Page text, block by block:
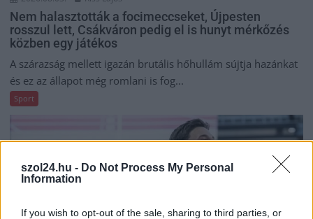
szol24.hu - Do Not Process My Personal
Information
If you wish to opt-out of the sale, sharing to third parties, or
Nem halasztották a focimeccseket, Újpesten
rosszul lett, Csákváron pedig el is hunyt mérkőzés
közben egy játékos
A szárazság mellett igazán brutális hőhullám sújtja hazánkat
és ez az állapot még romlani is fog...
Sport